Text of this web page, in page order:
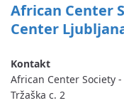
African Center
Center
African Center Society
Tržaška c. 2